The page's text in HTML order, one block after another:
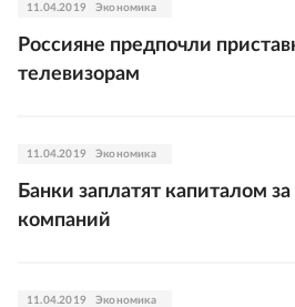
11.04.2019 Экономика
Россияне предпочли
телевизорам
11.04.2019 Экономика
Банки заплатят капиталом
компаний
11.04.2019 Экономика